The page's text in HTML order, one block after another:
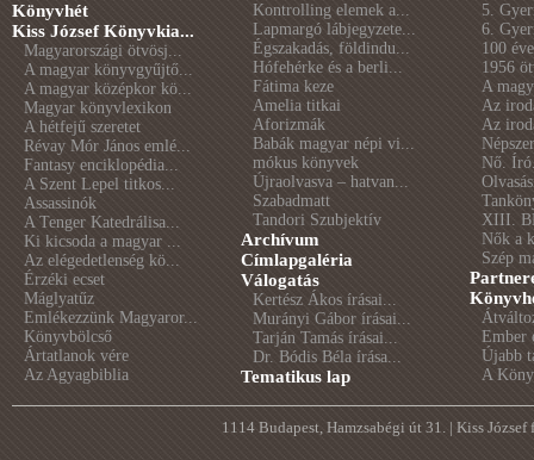
Könyvhét
Kiss József Könyvkia...
Magyarországi ötvösj...
A magyar könyvgyűjtő...
A magyar középkor kö...
Magyar könyvlexikon
A hétfejű szeretet
Révay Mór János emlé...
Fantasy enciklopédia...
A Szent Lepel titkos...
Assassinók
A Tenger Katedrálisa...
Ki kicsoda a magyar ...
Az elégedetlenség kö...
Érzéki ecset
Máglyatűz
Emlékezzünk Magyaror...
Könyvbölcső
Ártatlanok vére
Az Agyagbiblia
Kontrolling elemek a...
Lapmargó lábjegyzete...
Égszakadás, földindu...
Hófehérke és a berli...
Fátima keze
Amelia titkai
Aforizmák
Babák magyar népi vi...
mókus könyvek
Újraolvasva – hatvan...
Szabadmatt
Tandori Szubjektív
Archívum
Címlapgaléria
Válogatás
Kertész Ákos írásai...
Murányi Gábor írásai...
Tarján Tamás írásai...
Dr. Bódis Béla írása...
Tematikus lap
5.
6.
100
1956
A
Az
Az
Nő.
XIII.
Nők a
Szép
Ember
Újabb
A
1114 Budapest, Hamzsabégi út 31. | Kiss